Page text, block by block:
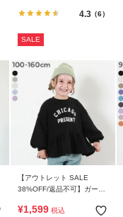
4.3（6）
SALE
【アウトレット SALE
38%OFF/返品不可】ガール
¥1,599 税込